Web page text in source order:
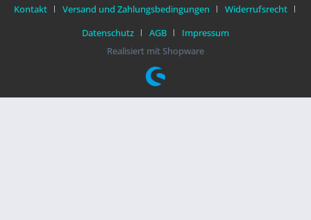
Kontakt
Versand und Zahlungsbedingungen
Widerrufsrecht
Datenschutz
AGB
Impressum
Realisiert mit Shopware